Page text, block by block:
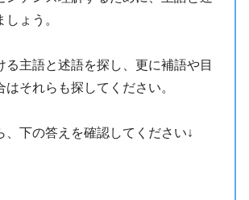
ょう。
る主語と述語を探し、更に補語や目
はそれらも探してください。
、下の答えを確認してください↓